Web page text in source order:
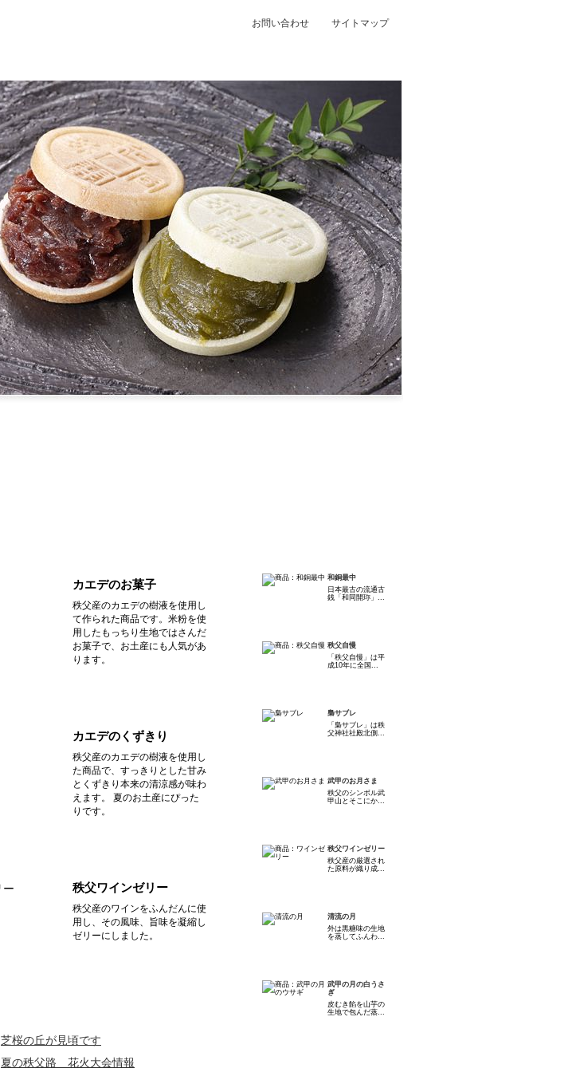
お問い合わせ サイトマップ
カエデのお菓子
秩父産のカエデの樹液を使用し
て作られた商品です。米粉を使
用したもっちり生地ではさんだ
お菓子で、お土産にも人気があ
ります。
カエデのくずきり
秩父産のカエデの樹液を使用し
た商品で、すっきりとした甘み
とくずきり本来の清涼感が味わ
えます。 夏のお土産にぴった
りです。
秩父ワインゼリー
秩父産のワインをふんだんに使
用し、その風味、旨味を凝縮し
ゼリーにしました。
芝桜の丘が見頃です
夏の秩父路 花火大会情報
和銅最中
日本最古の流通古
銭「和同開珎」...
秩父自慢
「秩父自慢」は平
成10年に全国...
梟サブレ
「梟サブレ」は秩
父神社社殿北側...
武甲のお月さま
秩父のシンボル武
甲山とそこにか...
秩父ワインゼリー
秩父産の厳選され
た原料が織り成...
清流の月
外は黒糖味の生地
を蒸してふんわ...
武甲の月の白うさ
ぎ
皮むき餡を山芋の
生地で包んだ蒸...